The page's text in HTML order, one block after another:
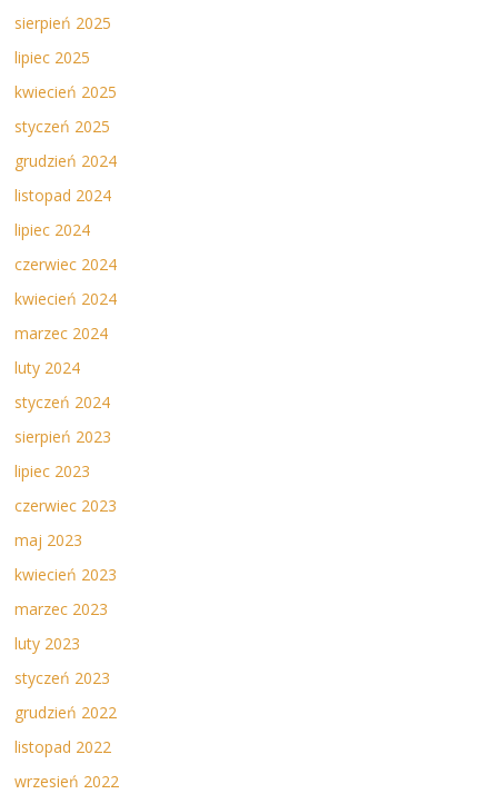
sierpień 2025
lipiec 2025
kwiecień 2025
styczeń 2025
grudzień 2024
listopad 2024
lipiec 2024
czerwiec 2024
kwiecień 2024
marzec 2024
luty 2024
styczeń 2024
sierpień 2023
lipiec 2023
czerwiec 2023
maj 2023
kwiecień 2023
marzec 2023
luty 2023
styczeń 2023
grudzień 2022
listopad 2022
wrzesień 2022